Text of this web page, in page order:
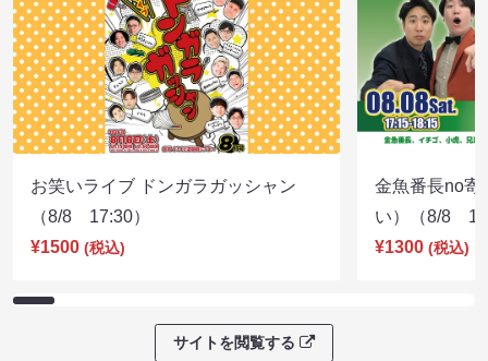
お笑いライブ ドンガラガッシャン
（8/8 17:30）
¥1500 (税込)
金魚番長no寄
い）（8/8
¥1300 (税込)
サイトを閲覧する